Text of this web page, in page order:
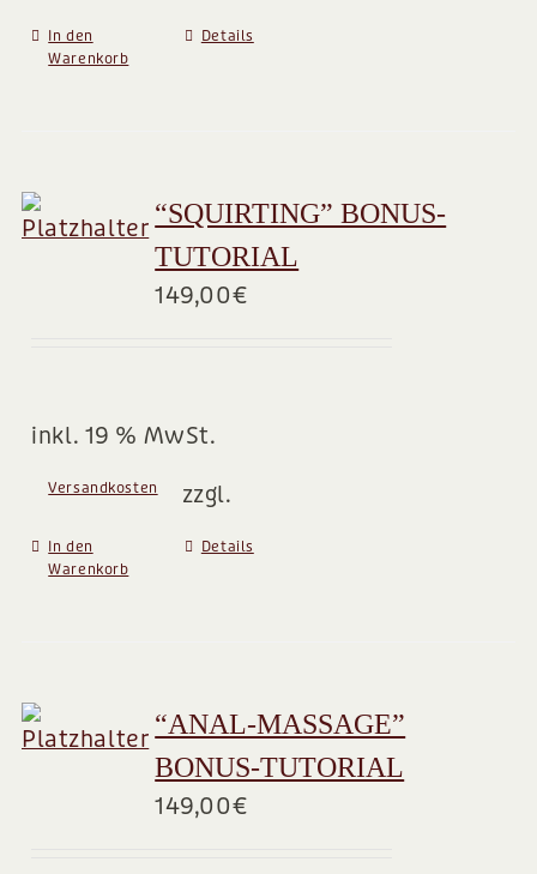
In den
Warenkorb
Details
“SQUIRTING” BONUS-
TUTORIAL
149,00€
inkl. 19 % MwSt.
zzgl.
Versandkosten
In den
Warenkorb
Details
“ANAL-MASSAGE”
BONUS-TUTORIAL
149,00€